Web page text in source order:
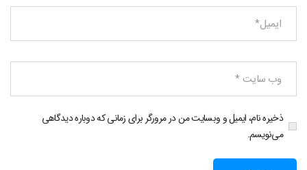
ذخیره نام، ایمیل و وبسایت من در مرورگر برای زمانی که دوباره دیدگاهی
می‌نویسم.